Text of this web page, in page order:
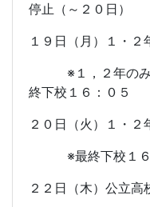
停止（～２０日）
１９日（月）１・
※１，２年のみ
終下校１６：０５
２０日（火）１・２
※最終下校１６
２２日（木）公立高